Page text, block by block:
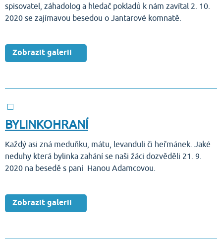
spisovatel, záhadolog a hledač pokladů k nám zavítal 2. 10.
2020 se zajímavou besedou o Jantarové komnatě.
Zobrazit galerii
BYLINKOHRANÍ
Každý asi zná meduňku, mátu, levanduli či heřmánek. Jaké
neduhy která bylinka zahání se naši žáci dozvěděli 21. 9.
2020 na besedě s paní Hanou Adamcovou.
Zobrazit galerii